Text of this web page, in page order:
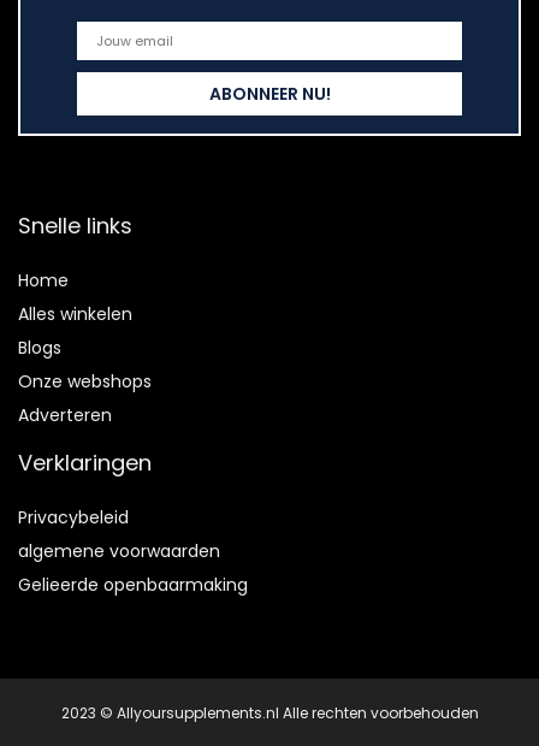
Snelle links
Home
Alles winkelen
Blogs
Onze webshops
Adverteren
Verklaringen
Privacybeleid
algemene voorwaarden
Gelieerde openbaarmaking
2023 © Allyoursupplements.nl Alle rechten voorbehouden